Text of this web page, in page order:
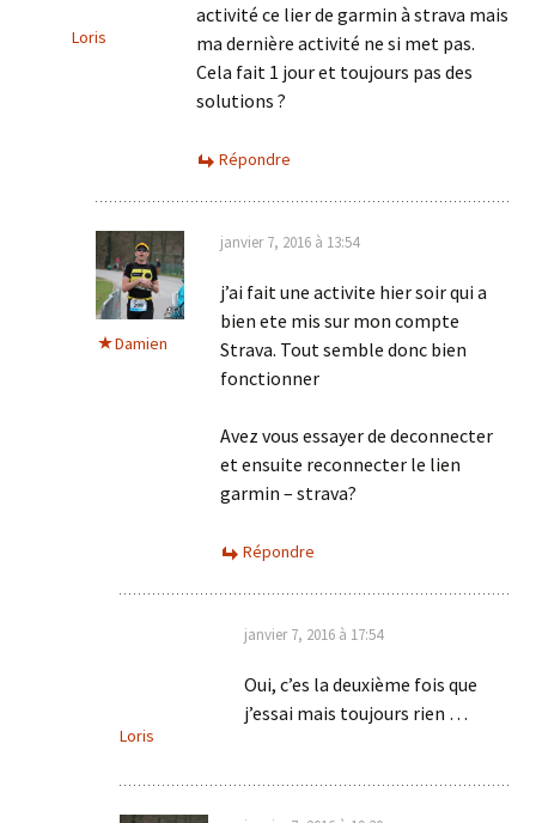
Loris
activité ce lier de garmin à strava mais
ma dernière activité ne si met pas.
Cela fait 1 jour et toujours pas des
solutions ?
Répondre
Damien
janvier 7, 2016 à 13:54
j’ai fait une activite hier soir qui a
bien ete mis sur mon compte
Strava. Tout semble donc bien
fonctionner
Avez vous essayer de deconnecter
et ensuite reconnecter le lien
garmin – strava?
Répondre
Loris
janvier 7, 2016 à 17:54
Oui, c’es la deuxième fois que
j’essai mais toujours rien …